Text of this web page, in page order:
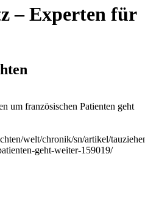
– Experten für
um französischen Patienten geht
welt/chronik/sn/artikel/
geht-weiter-159019/